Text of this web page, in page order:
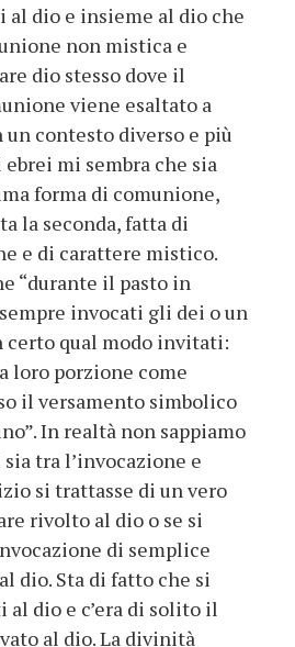
al dio e insieme al dio che
non mistica e
dio stesso dove il
viene esaltato a
contesto diverso e più
mi sembra che sia
forma di comunione,
la seconda, fatta di
e di carattere mistico.
“durante il pasto in
invocati gli dei o un
certo qual modo invitati:
loro porzione come
il versamento simbolico
In realtà non sappiamo
tra l’invocazione e
si trattasse di un vero
rivolto al dio o se si
di semplice
dio. Sta di fatto che si
al dio e c’era di solito il
al dio. La divinità